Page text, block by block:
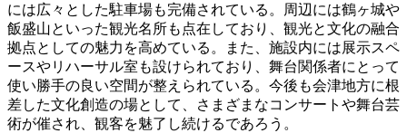
には広々とした駐車場も完備されている。周辺には鶴ヶ城や
飯盛山といった観光名所も点在しており、観光と文化の融合
拠点としての魅力を高めている。また、施設内には展示スペ
ースやリハーサル室も設けられており、舞台関係者にとって
使い勝手の良い空間が整えられている。今後も会津地方に根
差した文化創造の場として、さまざまなコンサートや舞台芸
術が催され、観客を魅了し続けるであろう。